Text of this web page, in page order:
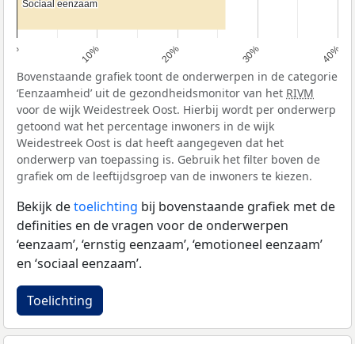
0% 10% 20% 30% 40%
Sociaal eenzaam
Sociaal eenzaam
Bovenstaande grafiek toont de onderwerpen in de categorie
‘Eenzaamheid’ uit de gezondheidsmonitor van het RIVM
voor de wijk Weidestreek Oost. Hierbij wordt per onderwerp
getoond wat het percentage inwoners in de wijk
Weidestreek Oost is dat heeft aangegeven dat het
onderwerp van toepassing is. Gebruik het filter boven de
grafiek om de leeftijdsgroep van de inwoners te kiezen.
Bekijk detoelichting bij bovenstaande grafiek met de
definities en de vragen voor de onderwerpen
‘eenzaam’, ‘ernstig eenzaam’, ‘emotioneel eenzaam’
en ‘sociaal eenzaam’.
Toelichting